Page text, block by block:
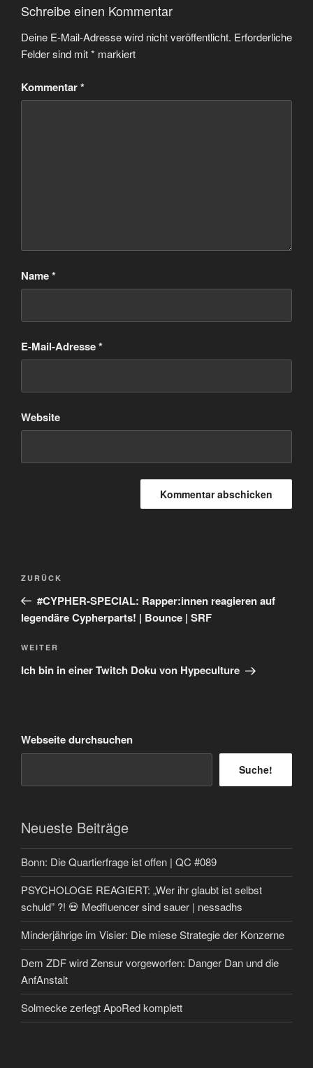
Schreibe einen Kommentar
Deine E-Mail-Adresse wird nicht veröffentlicht. Erforderliche
Felder sind mit* markiert
Kommentar*
Name*
E-Mail-Adresse*
Website
Beitragsnavigation
Vorheriger
Beitrag
ZURÜCK
#CYPHER-SPECIAL: Rapper:innen reagieren auf
legendäre Cypherparts! | Bounce | SRF
Nächster
Beitrag
WEITER
Ich bin in einer Twitch Doku von Hypeculture
Webseite durchsuchen
Suche!
Neueste Beiträge
Bonn: Die Quartierfrage ist offen | QC #089
PSYCHOLOGE REAGIERT: „Wer ihr glaubt ist selbst
schuld” ?! 💀 Medfluencer sind sauer | nessadhs
Minderjährige im Visier: Die miese Strategie der Konzerne
Dem ZDF wird Zensur vorgeworfen: Danger Dan und die
AnfAnstalt
Solmecke zerlegt ApoRed komplett